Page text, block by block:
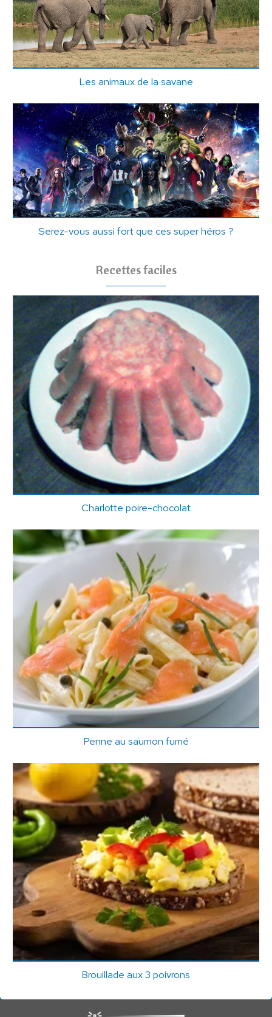
Les animaux de la savane
Serez-vous aussi fort que ces super héros ?
Recettes faciles
Charlotte poire-chocolat
Penne au saumon fumé
Brouillade aux 3 poivrons